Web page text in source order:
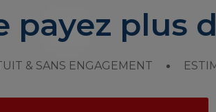
payez plus
& SANS ENGAGEMENT